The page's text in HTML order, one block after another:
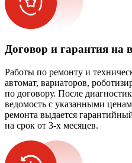
Договор и гарантия на
Работы по ремонту и
автомат, вариаторов,
по договору. После
ведомость с указанными
ремонта выдается
на срок от 3-х месяцев.